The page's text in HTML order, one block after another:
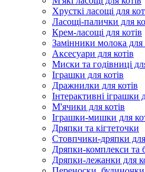
Хрусткі ласощі для
Ласощі-палички для
Крем-ласощі для котів
Замінники молока
Аксесуари для котів
Миски та годівниці
Іграшки для котів
Дражнилки для котів
Інтерактивні іграшки
М'ячики для котів
Іграшки-мишки для
Дряпки та кігтеточки
Стовпчики-дряпки для
Дряпки-комплекси та
Дряпки-лежанки для